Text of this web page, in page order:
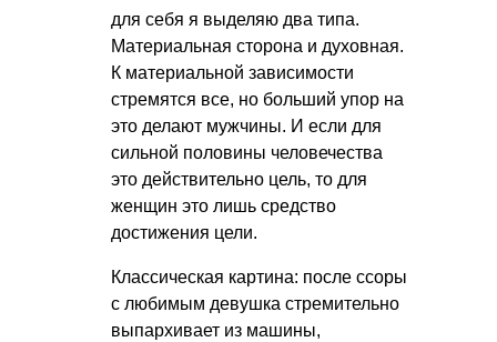
для себя я выделяю два типа.
Материальная сторона и духовная.
К материальной зависимости
стремятся все, но больший упор на
это делают мужчины. И если для
сильной половины человечества
это действительно цель, то для
женщин это лишь средство
достижения цели.
Классическая картина: после ссоры
с любимым девушка стремительно
выпархивает из машины,